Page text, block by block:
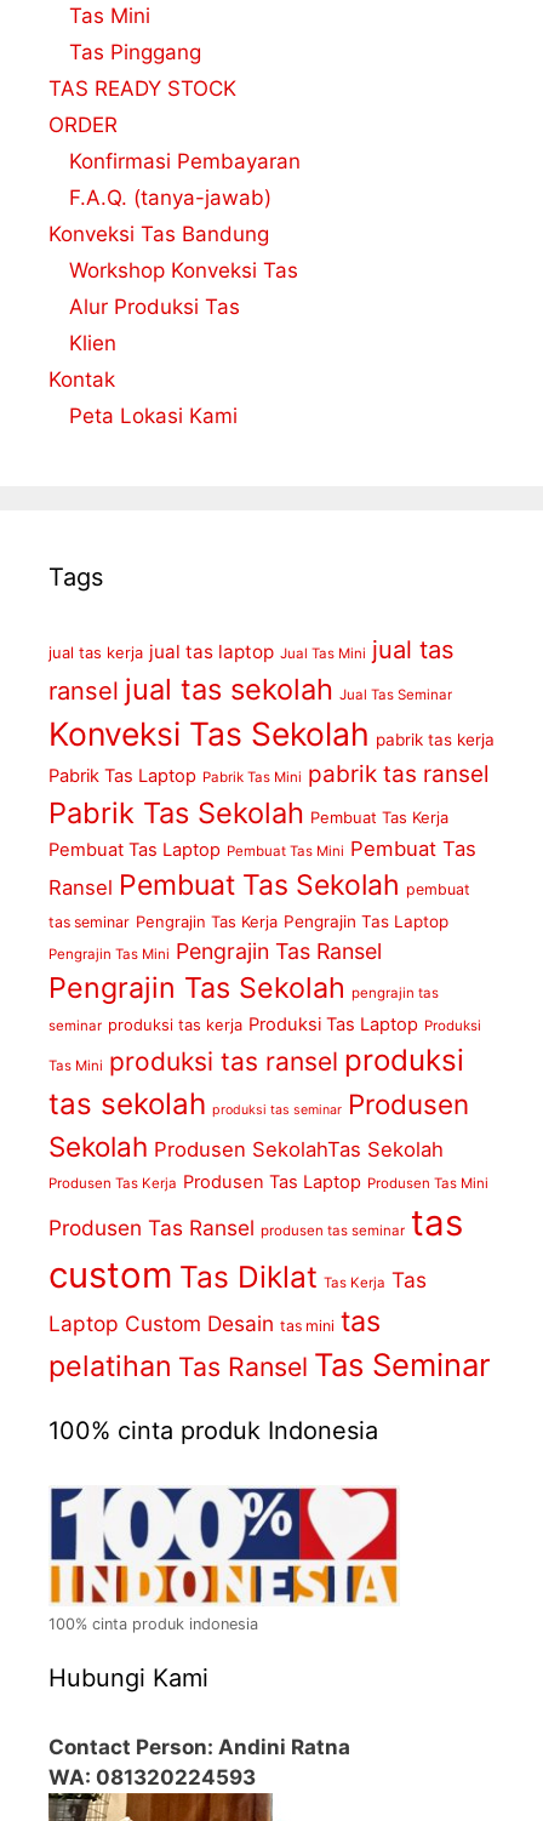
Tas Mini
Tas Pinggang
TAS READY STOCK
ORDER
Konfirmasi Pembayaran
F.A.Q. (tanya-jawab)
Konveksi Tas Bandung
Workshop Konveksi Tas
Alur Produksi Tas
Klien
Kontak
Peta Lokasi Kami
Tags
jual tas kerja jual tas laptop Jual Tas Mini jual tas
ransel jual tas sekolah Jual Tas Seminar
Konveksi Tas Sekolah pabrik tas kerja
Pabrik Tas Laptop Pabrik Tas Mini pabrik tas ransel
Pabrik Tas Sekolah Pembuat Tas Kerja
Pembuat Tas Laptop Pembuat Tas Mini Pembuat Tas
Ransel Pembuat Tas Sekolah pembuat
tas seminar Pengrajin Tas Kerja Pengrajin Tas Laptop
Pengrajin Tas Mini Pengrajin Tas Ransel
Pengrajin Tas Sekolah pengrajin tas
seminar produksi tas kerja Produksi Tas Laptop Produksi
Tas Mini produksi tas ransel produksi
tas sekolah produksi tas seminar Produsen
Sekolah Produsen SekolahTas Sekolah
Produsen Tas Kerja Produsen Tas Laptop Produsen Tas Mini
Produsen Tas Ransel produsen tas seminar tas
custom Tas Diklat Tas Kerja Tas
Laptop Custom Desain tas mini tas
pelatihan Tas Ransel Tas Seminar
100% cinta produk Indonesia
100% cinta produk indonesia
Hubungi Kami
Contact Person: Andini Ratna
WA: 081320224593